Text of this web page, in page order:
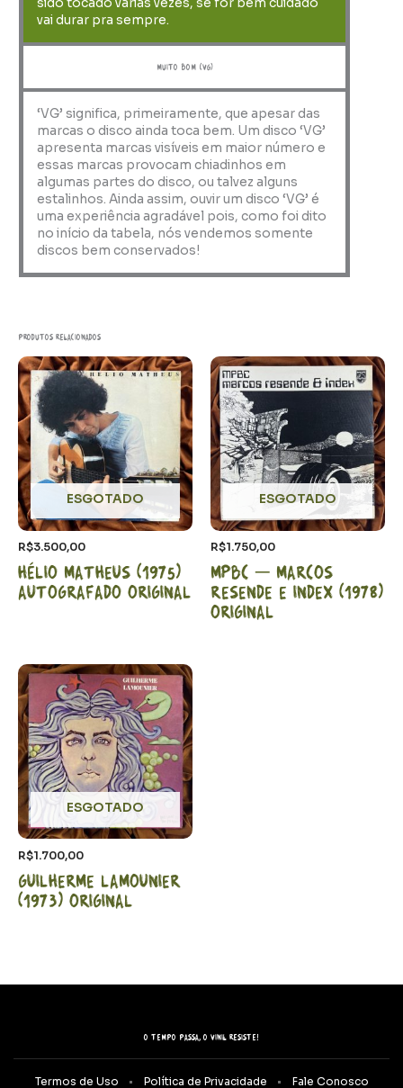
sido tocado várias vezes, se for bem cuidado
vai durar pra sempre.
muito bom (VG)
‘VG’ significa, primeiramente, que apesar das
marcas o disco ainda toca bem. Um disco ‘VG’
apresenta marcas visíveis em maior número e
essas marcas provocam chiadinhos em
algumas partes do disco, ou talvez alguns
estalinhos. Ainda assim, ouvir um disco ‘VG’ é
uma experiência agradável pois, como foi dito
no início da tabela, nós vendemos somente
discos bem conservados!
Produtos relacionados
ESGOTADO
R$3.500,00
Hélio Matheus (1975)
Autografado Original
ESGOTADO
R$1.750,00
MPBC – Marcos
Resende e Index (1978)
Original
ESGOTADO
R$1.700,00
Guilherme Lamounier
(1973) Original
O tempo passa, o vinil resiste!
Termos de Uso Política de Privacidade Fale Conosco